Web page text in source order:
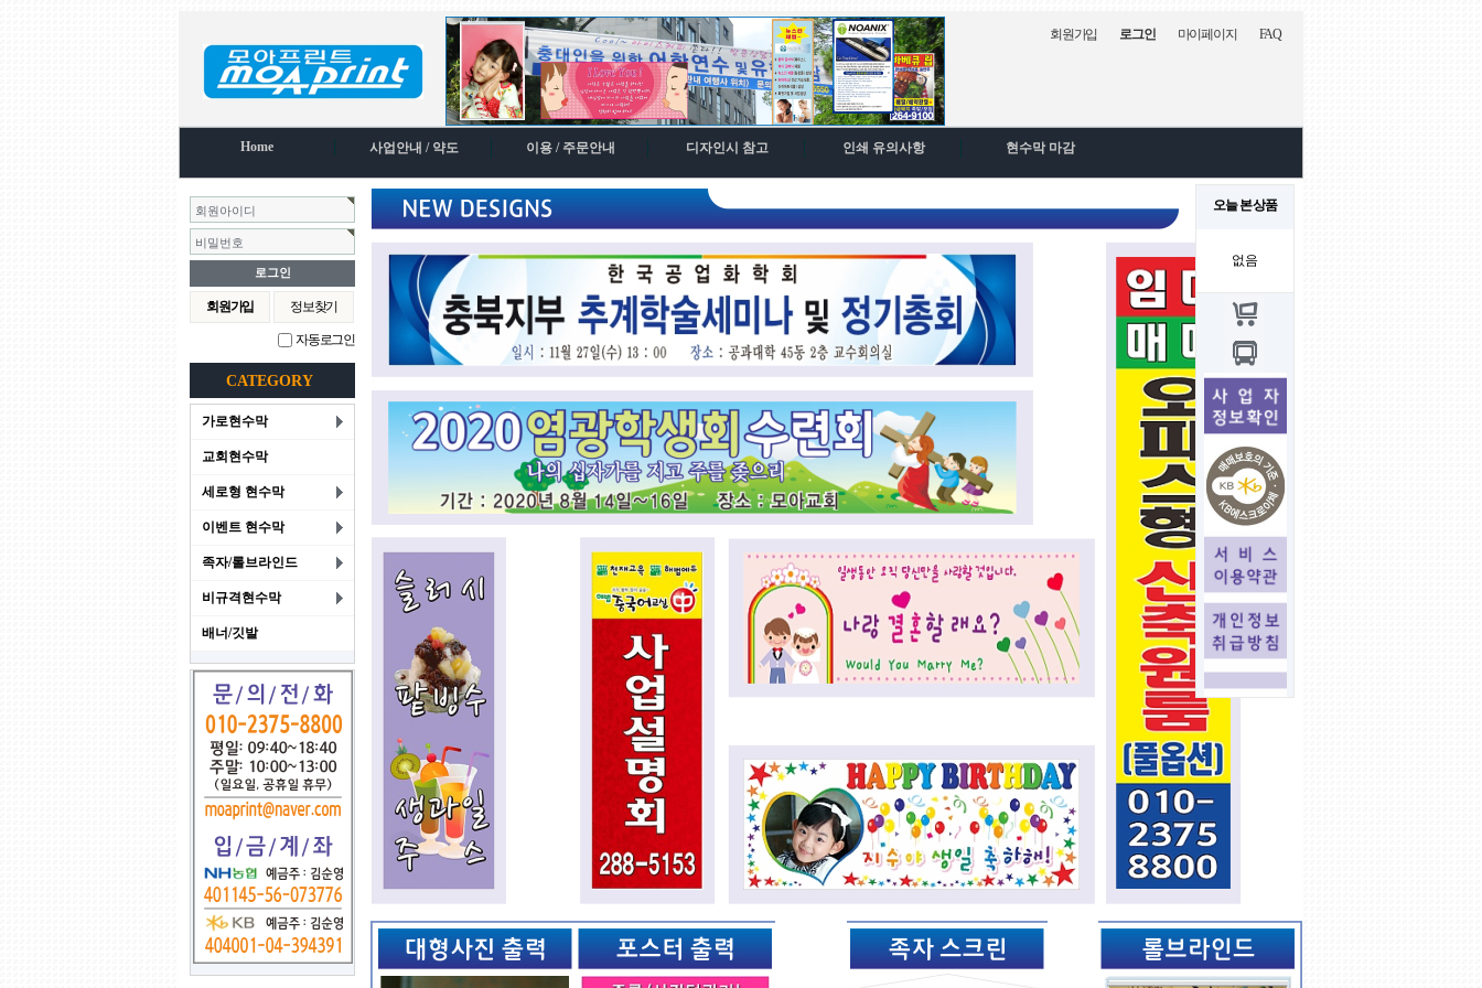
회원가입 로그인 마이페이지 FAQ
Home 사업안내 / 약도 이용 / 주문안내 디자인시 참고 인쇄 유의사항 현수막 마감
오늘 본 상품
없음
회원아이디
비밀번호
회원가입 정보찾기
자동로그인
CATEGORY
가로현수막
교회현수막
세로형 현수막
이벤트 현수막
족자/롤브라인드
비규격현수막
배너/깃발